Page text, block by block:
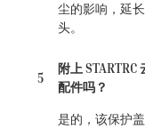
尘的影响，延
头。
5
附上 STARTRC
配件吗？
是的，该保护